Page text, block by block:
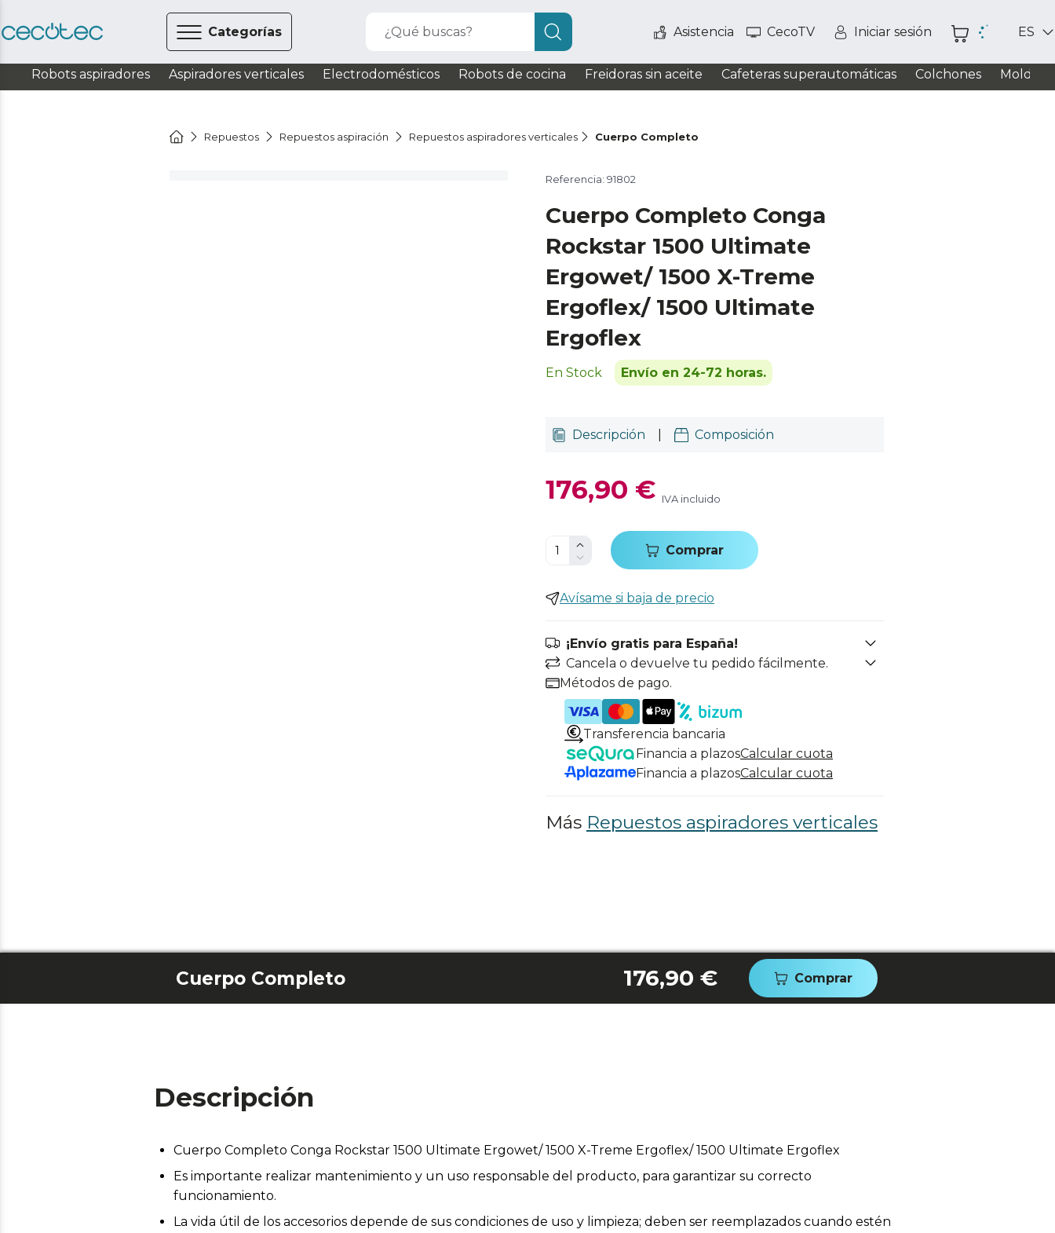
Categorías ¿Qué buscas? Asistencia CecoTV Iniciar sesión ES
Robots aspiradores Aspiradores verticales Electrodomésticos Robots de cocina Freidoras sin aceite Cafeteras superautomáticas Colchones
Repuestos Repuestos aspiración Repuestos aspiradores verticales Cuerpo Completo
Referencia: 91802
Cuerpo Completo Conga
Rockstar 1500 Ultimate
Ergowet/ 1500 X-Treme
Ergoflex/ 1500 Ultimate
Ergoflex
En Stock Envío en 24-72 horas.
Descripción Composición
176,90 € IVA incluido
Comprar
Avísame si baja de precio
¡Envío gratis para España!
Cancela o devuelve tu pedido fácilmente.
Métodos de pago.
Transferencia bancaria
Financia a plazosCalcular cuota
Financia a plazosCalcular cuota
Más Repuestos aspiradores verticales
Cuerpo Completo 176,90 € Comprar
Descripción
Cuerpo Completo Conga Rockstar 1500 Ultimate Ergowet/ 1500 X-Treme Ergoflex/ 1500 Ultimate Ergoflex
Es importante realizar mantenimiento y un uso responsable del producto, para garantizar su correcto
funcionamiento.
La vida útil de los accesorios depende de sus condiciones de uso y limpieza; deben ser reemplazados cuando estén